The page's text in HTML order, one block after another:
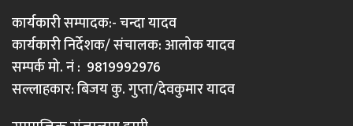
कार्यकारी सम्पादक:- चन्दा यादव
कार्यकारी निर्देशक/ संचालक: आलोक यादव
सम्पर्क मो. नं : 9819992976
सल्लाहकार: बिजय कु. गुप्ता/देवकुमार यादव